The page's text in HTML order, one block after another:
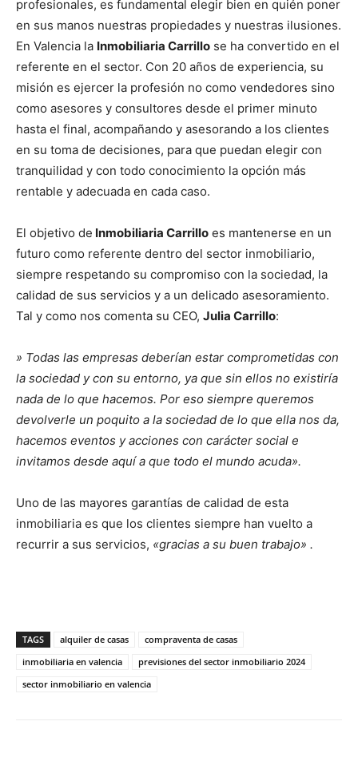
profesionales, es fundamental elegir bien en quién poner
en sus manos nuestras propiedades y nuestras ilusiones.
En Valencia la Inmobiliaria Carrillo se ha convertido en el
referente en el sector. Con 20 años de experiencia, su
misión es ejercer la profesión no como vendedores sino
como asesores y consultores desde el primer minuto
hasta el final, acompañando y asesorando a los clientes
en su toma de decisiones, para que puedan elegir con
tranquilidad y con todo conocimiento la opción más
rentable y adecuada en cada caso.
El objetivo de Inmobiliaria Carrillo es mantenerse en un
futuro como referente dentro del sector inmobiliario,
siempre respetando su compromiso con la sociedad, la
calidad de sus servicios y a un delicado asesoramiento.
Tal y como nos comenta su CEO, Julia Carrillo:
» Todas las empresas deberían estar comprometidas con
la sociedad y con su entorno, ya que sin ellos no existiría
nada de lo que hacemos. Por eso siempre queremos
devolverle un poquito a la sociedad de lo que ella nos da,
hacemos eventos y acciones con carácter social e
invitamos desde aquí a que todo el mundo acuda».
Uno de las mayores garantías de calidad de esta
inmobiliaria es que los clientes siempre han vuelto a
recurrir a sus servicios, «gracias a su buen trabajo» .
TAGS alquiler de casas
compraventa de casas
inmobiliaria en valencia
previsiones del sector inmobiliario 2024
sector inmobiliario en valencia